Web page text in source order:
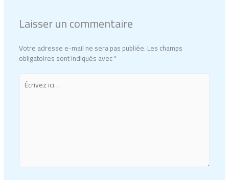
Laisser un commentaire
Votre adresse e-mail ne sera pas publiée.Les champs
obligatoires sont indiqués avec*
Écrivez
ici…